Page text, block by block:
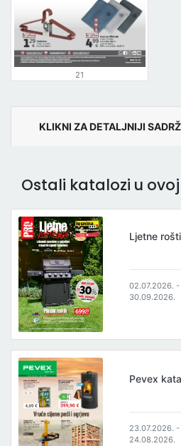
21
KLIKNI ZA DETALJNIJI
Ostali katalozi u
Ljetne
02.07.2026. -
30.09.2026.
Pevex
23.07.2026. -
24.08.2026.